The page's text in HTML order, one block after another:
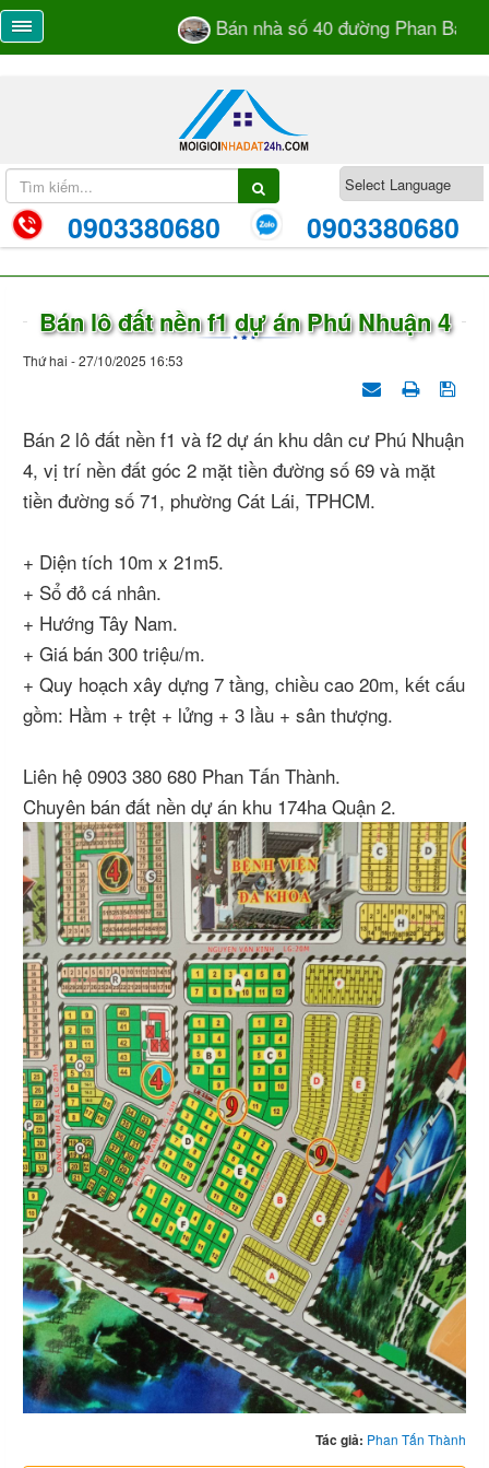
Bán nhà số 40 đường Phan Bá
0903380680 0903380680
Bán lô đất nền f1 dự án Phú Nhuận 4
Thứ hai - 27/10/2025 16:53
Bán 2 lô đất nền f1 và f2 dự án khu dân cư Phú Nhuận
4, vị trí nền đất góc 2 mặt tiền đường số 69 và mặt
tiền đường số 71, phường Cát Lái, TPHCM.
+ Diện tích 10m x 21m5.
+ Sổ đỏ cá nhân.
+ Hướng Tây Nam.
+ Giá bán 300 triệu/m.
+ Quy hoạch xây dựng 7 tầng, chiều cao 20m, kết cấu
gồm: Hầm + trệt + lửng + 3 lầu + sân thượng.
Liên hệ 0903 380 680 Phan Tấn Thành.
Chuyên bán đất nền dự án khu 174ha Quận 2.
Tác giả: Phan Tấn Thành